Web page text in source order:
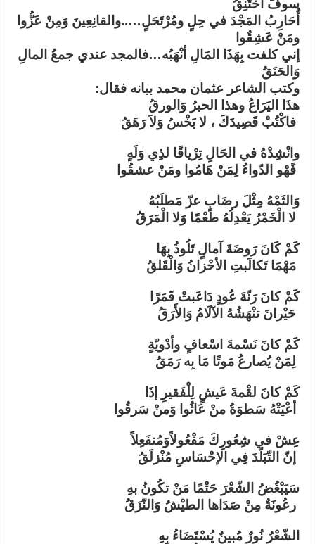
سوفَ أَخْتَنِقُ
أُحَارِبُ المَجْدَ في حِلٍ ومُرْتَحَلٍ…..والقانِعِينَ وَمِنْ عَزُّوا
ومَنْ عَشِقٌوا
إني كلفت بِهَذَا المَالِ أنْهَبُه…فالمجد عندي جمعُ المالِ
وَالحَنَقُ
وكتب الشاعر عثمان محمد ببانه فقال:
هذَا اليَرَاعُ وهذا الحبرُ وَالورقُ
فاكْتُبْ قَصِيدَكَ ، لا بَخْسُ وَلاَ رَهَقُ
وانْشِدْهُ في الحَالِ تِرْياقًا لذِي وَلَهٍ
فًهْو الدّواءُ لِمَنْ هَامُوا ومَنْ عشقُوا
وَالثَمْهُ مِثْلَ رضَابِ عزّ مَطلَبُهُ
لا الْخَمْرُ يَعْدِلُهُ طَعْمًا وَلا الْمَرَقُ
كَمْ كَانَ رَوضَةَ آمالٍ تَلُوذُ بِهَا
مَهْمَا تَكالَبتِ الأحْزانُ وَالْقَلقُ
كَمْ كانَ رَنّةَ عُودٍ دَاعَبتْ قَمَرًا
حَيْرانَ تنْهَشُهُ الآلَامُ وَالأَرَقُ
كَمْ كانَ نَسْمةَ اسْعافٍ وأدْويّةٍ
لِمَنْ يُصارعُ مَوتًا مَا بِه رَمَقُ
كَمْ كانَ لقْمةَ عَيشٍ لِلْفَقيرِ إذَا
أعْيَتْهُ سَطوَةُ منْ عَاثُوا وَمنْ سَرقُوا
عِشْ في شِعُورِكَ مَفْعُولاًوَمُنفَعِلاً
إنّ التّبَلّدَ فِي الإحْسَاسِ مُنْزلَقُ
سَيَبْغُضُ الشّعْرَ حَتْمًا مَنْ تكُونُ بهِ
رعُونَةٌ مِنْ صَدَاها الطيْشُ وَالنّزَقُ
الشّعْرُ نُورٌ مُبينٌ يُسْتَضَاءُ بِهِ